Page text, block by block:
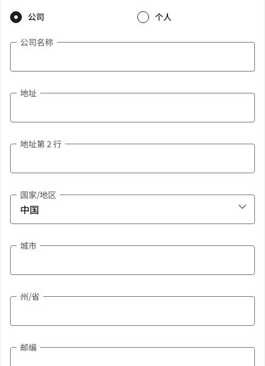
公司 个人
公司名称
地址
地址第 2 行
国家/地区
城市
州/省
邮编